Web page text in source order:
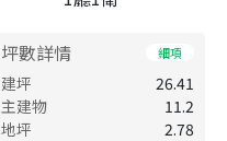
坪數詳情 細項
建坪
26.41
主建物
11.2
地坪
2.78